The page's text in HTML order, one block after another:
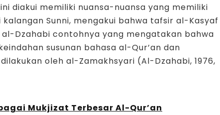
diakui memiliki nuansa-nuansa yang memiliki
Sunni, mengakui bahwa tafsir al-Kasyaf
Dzahabi contohnya yang mengatakan bahwa
susunan bahasa al-Qur’an dan
oleh al-Zamakhsyari (Al-Dzahabi, 1976,
Mukjizat Terbesar Al-Qur’an